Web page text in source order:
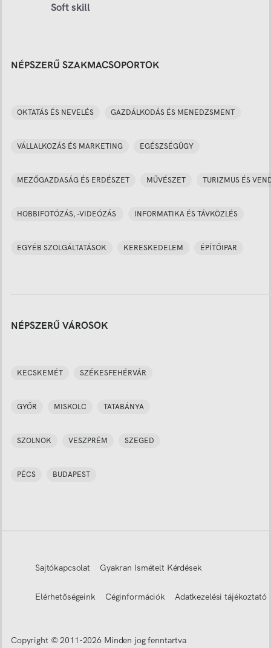
Soft skill
NÉPSZERŰ SZAKMACSOPORTOK
OKTATÁS ÉS NEVELÉS GAZDÁLKODÁS ÉS MENEDZSMENT
VÁLLALKOZÁS ÉS MARKETING EGÉSZSÉGÜGY
MEZŐGAZDASÁG ÉS ERDÉSZET MŰVÉSZET TURIZMUS ÉS
HOBBIFOTÓZÁS, -VIDEÓZÁS INFORMATIKA ÉS TÁVKÖZLÉS
EGYÉB SZOLGÁLTATÁSOK KERESKEDELEM ÉPÍTŐIPAR
NÉPSZERŰ VÁROSOK
KECSKEMÉT SZÉKESFEHÉRVÁR
GYŐR MISKOLC TATABÁNYA
SZOLNOK VESZPRÉM SZEGED
PÉCS BUDAPEST
Sajtókapcsolat Gyakran Ismételt Kérdések
Elérhetőségeink Céginformációk Adatkezelési tájékoztató
Copyright © 2011-2026 Minden jog fenntartva